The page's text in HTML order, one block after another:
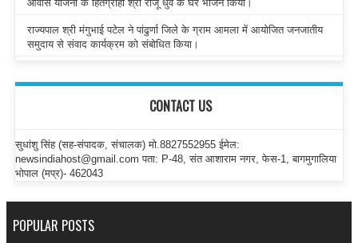
आवास योजना के हितग्राही श्री राजू धुर्वे के घर भोजन किया।
राज्यपाल श्री मंगुभाई पटेल ने पांढुर्णा जिले के ग्राम आमला में आयोजित जनजातीय
समुदाय से संवाद कार्यक्रम को संबोधित किया।
CONTACT US
सुधांशु सिंह (सह-संपादक, संचालक) मो.8827552955 ईमेल:
newsindiahost@gmail.com पता: P-48, संत आशाराम नगर, फेस-1, बागमुगालिया
भोपाल (मप्र)- 462043
POPULAR POSTS